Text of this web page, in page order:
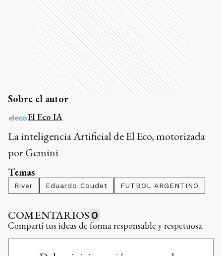
Sobre el autor
El Eco IA
La inteligencia Artificial de El Eco, motorizada
por Gemini
Temas
River Eduardo Coudet FUTBOL ARGENTINO
COMENTARIOS 0
Compartí tus ideas de forma responsable y respetuosa.